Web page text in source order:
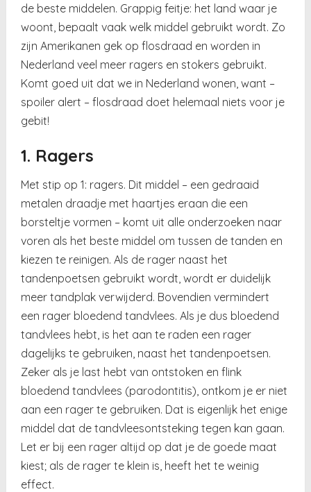
de beste middelen. Grappig feitje: het land waar je
woont, bepaalt vaak welk middel gebruikt wordt. Zo
zijn Amerikanen gek op flosdraad en worden in
Nederland veel meer ragers en stokers gebruikt.
Komt goed uit dat we in Nederland wonen, want –
spoiler alert – flosdraad doet helemaal niets voor je
gebit!
1. Ragers
Met stip op 1: ragers. Dit middel – een gedraaid
metalen draadje met haartjes eraan die een
borsteltje vormen – komt uit alle onderzoeken naar
voren als het beste middel om tussen de tanden en
kiezen te reinigen. Als de rager naast het
tandenpoetsen gebruikt wordt, wordt er duidelijk
meer tandplak verwijderd. Bovendien vermindert
een rager bloedend tandvlees. Als je dus bloedend
tandvlees hebt, is het aan te raden een rager
dagelijks te gebruiken, naast het tandenpoetsen.
Zeker als je last hebt van ontstoken en flink
bloedend tandvlees (parodontitis), ontkom je er niet
aan een rager te gebruiken. Dat is eigenlijk het enige
middel dat de tandvleesontsteking tegen kan gaan.
Let er bij een rager altijd op dat je de goede maat
kiest; als de rager te klein is, heeft het te weinig
effect.